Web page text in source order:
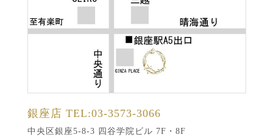
銀座店 TEL:03-3573-3066
中央区銀座5-8-3 四谷学院ビル 7F・8F